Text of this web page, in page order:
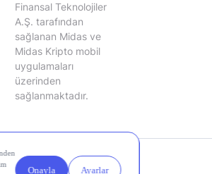
Finansal Teknolojiler
A.Ş. tarafından
sağlanan Midas ve
Midas Kripto mobil
uygulamaları
üzerinden
sağlanmaktadır.